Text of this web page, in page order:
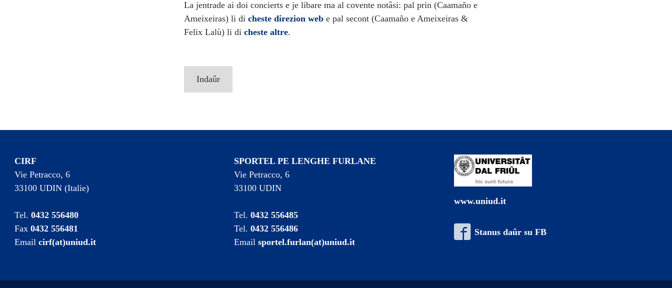
La jentrade ai doi concierts e je libare ma al covente notâsi: pal prin (Caamaño e
Ameixeiras) li dicheste direzion web e pal secont (Caamaño e Ameixeiras &
Felix Lalù) li dicheste altre.
Indaûr
CIRF
Vie Petracco, 6
33100 UDIN (Italie)
Tel.0432 556480
Fax0432 556481
Emailcirf(at)uniud.it
SPORTEL PE LENGHE FURLANE
Vie Petracco, 6
33100 UDIN
Tel.0432 556485
Tel.0432 556486
Emailsportel.furlan(at)uniud.it
www.uniud.it
Stanus daûr su FB